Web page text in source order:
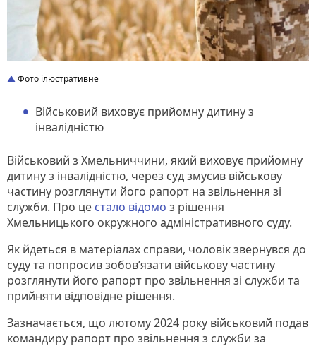
Фото ілюстративне
Військовий виховує прийомну дитину з
інвалідністю
Військовий з Хмельниччини, який виховує прийомну
дитину з інвалідністю, через суд змусив військову
частину розглянути його рапорт на звільнення зі
служби. Про це стало відомо з рішення
Хмельницького окружного адміністративного суду.
Як йдеться в матеріалах справи, чоловік звернувся до
суду та попросив зобов’язати військову частину
розглянути його рапорт про звільнення зі служби та
прийняти відповідне рішення.
Зазначається, що лютому 2024 року військовий подав
командиру рапорт про звільнення з служби за